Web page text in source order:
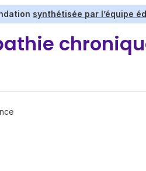
synthétisée par l’équipe